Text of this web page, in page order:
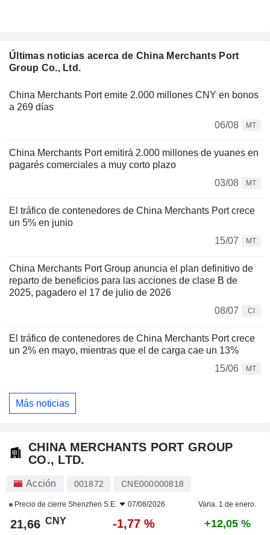
Últimas noticias acerca de China Merchants Port
Group Co., Ltd.
China Merchants Port emite 2.000 millones CNY en bonos
a 269 días
06/08
MT
China Merchants Port emitirá 2.000 millones de yuanes en
pagarés comerciales a muy corto plazo
03/08
MT
El tráfico de contenedores de China Merchants Port crece
un 5% en junio
15/07
MT
China Merchants Port Group anuncia el plan definitivo de
reparto de beneficios para las acciones de clase B de
2025, pagadero el 17 de julio de 2026
08/07
CI
El tráfico de contenedores de China Merchants Port crece
un 2% en mayo, mientras que el de carga cae un 13%
15/06
MT
Más noticias
CHINA MERCHANTS PORT GROUP
CO., LTD.
Acción 001872 CNE000000818
Precio de cierre Shenzhen S.E. 07/08/2026 Varia. 1 de enero.
21,66 CNY -1,77 % +12,05 %